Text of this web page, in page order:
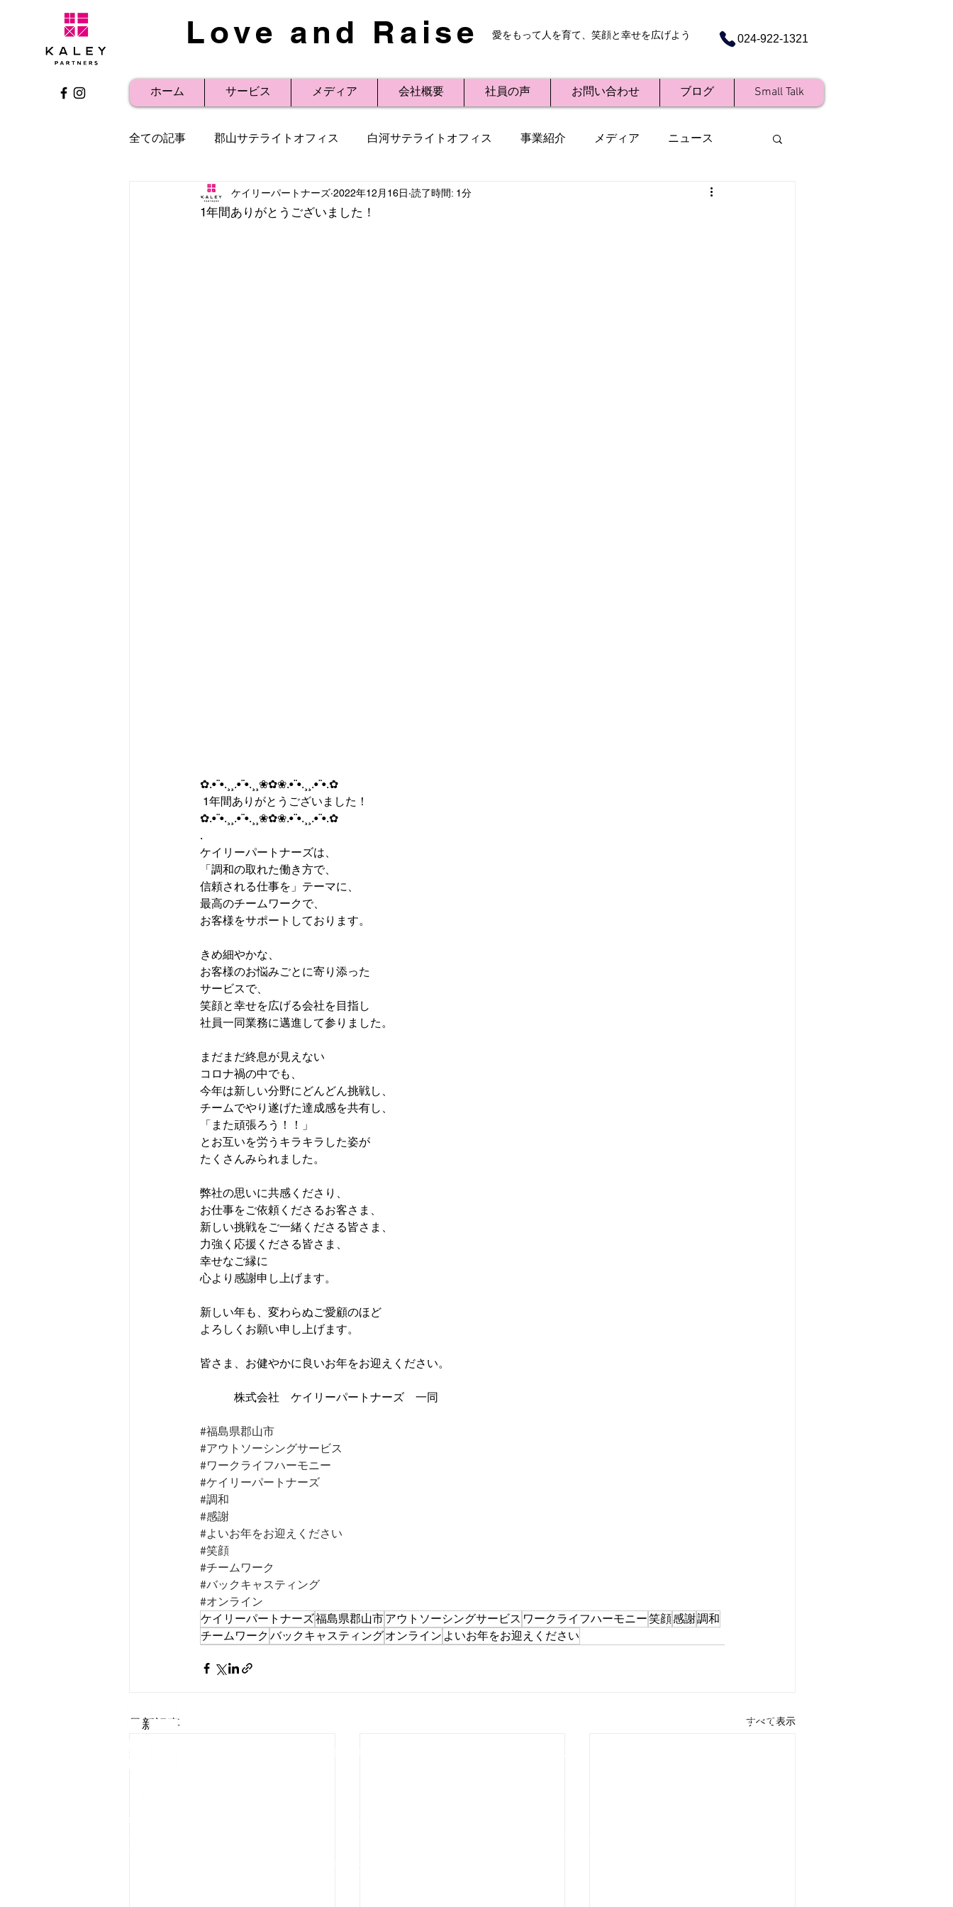
Love and Raise 愛をもって人を育て、笑顔と幸せを広げよう 024-922-1321
ホーム サービス メディア 会社概要 社員の声 お問い合わせ ブログ Small Talk
全ての記事 郡山サテライトオフィス 白河サテライトオフィス 事業紹介 メディア ニュース
社内研修 事例紹介 プレスリリース Small Talk
1年間ありがとうございました！
ケイリーパートナーズ 2022年12月16日 読了時間: 1分
✿.•¨•.¸¸.•¨•.¸¸❀✿❀.•¨•.¸¸.•¨•.✿
1年間ありがとうございました！
✿.•¨•.¸¸.•¨•.¸¸❀✿❀.•¨•.¸¸.•¨•.✿
.
ケイリーパートナーズは、
「調和の取れた働き方で、
信頼される仕事を」テーマに、
最高のチームワークで、
お客様をサポートしております。
きめ細やかな、
お客様のお悩みごとに寄り添った
サービスで、
笑顔と幸せを広げる会社を目指し
社員一同業務に邁進して参りました。
まだまだ終息が見えない
コロナ禍の中でも、
今年は新しい分野にどんどん挑戦し、
チームでやり遂げた達成感を共有し、
「また頑張ろう！！」
とお互いを労うキラキラした姿が
たくさんみられました。
弊社の思いに共感くださり、
お仕事をご依頼くださるお客さま、
新しい挑戦をご一緒くださる皆さま、
力強く応援くださる皆さま、
幸せなご縁に
心より感謝申し上げます。
新しい年も、変わらぬご愛顧のほど
よろしくお願い申し上げます。
皆さま、お健やかに良いお年をお迎えください。
株式会社　ケイリーパートナーズ　一同
#福島県郡山市
#アウトソーシングサービス
#ワークライフハーモニー
#ケイリーパートナーズ
#調和
#感謝
#よいお年をお迎えください
#笑顔
#チームワーク
#バックキャスティング
#オンライン
ケイリーパートナーズ福島県郡山市アウトソーシングサービス ワークライフハーモニー笑顔感謝調和
チームワーク バックキャスティングオンライン よいお年をお迎えください
最新記事 すべて表示
​お問い合わせ